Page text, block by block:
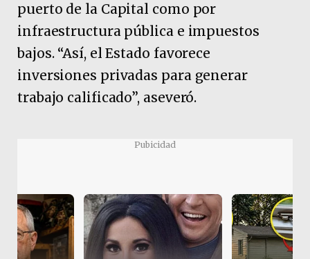
puerto de la Capital como por
infraestructura pública e impuestos
bajos. “Así, el Estado favorece
inversiones privadas para generar
trabajo calificado”, aseveró.
Pubicidad